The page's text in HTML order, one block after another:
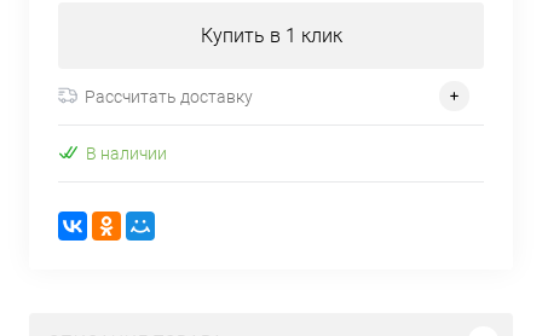
Купить в 1 клик
Рассчитать доставку
В наличии